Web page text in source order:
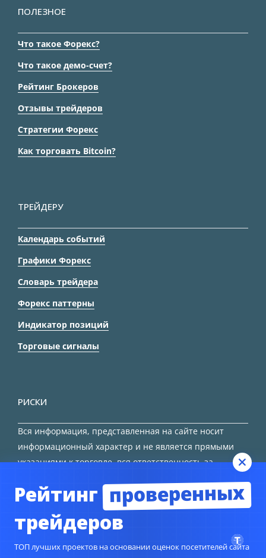
ПОЛЕЗНОЕ
Что такое Форекс?
Что такое демо-счет?
Рейтинг Брокеров
Отзывы трейдеров
Стратегии Форекс
Как торговать Bitcoin?
ТРЕЙДЕРУ
Календарь событий
Графики Форекс
Словарь трейдера
Форекс паттерны
Индикатор позиций
Торговые сигналы
РИСКИ
Вся информация, представленная на сайте носит
информационный характер и не является прямыми
указаниями к торговле, вся ответственность за
Рейтинг проверенных
трейдеров
ТОП лучших проектов на основании оценок посетителей сайта